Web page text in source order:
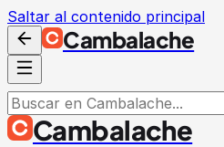
Saltar al contenido principal
Cambalache
Cambalache